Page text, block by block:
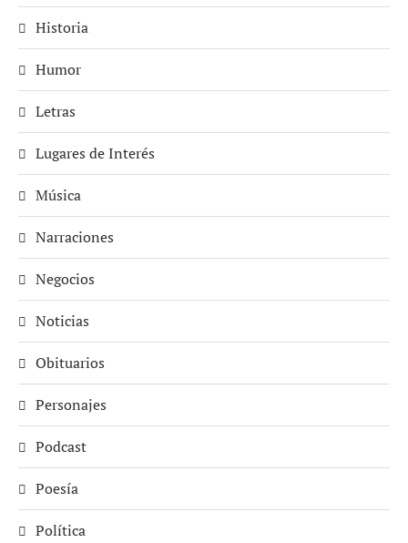
Historia
Humor
Letras
Lugares de Interés
Música
Narraciones
Negocios
Noticias
Obituarios
Personajes
Podcast
Poesía
Política